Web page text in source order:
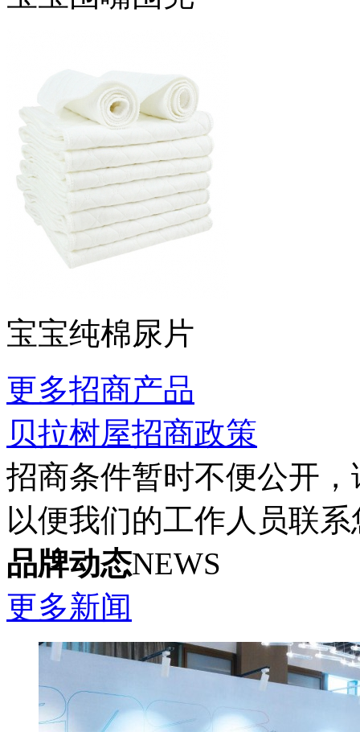
宝宝纯棉尿片
更多招商产品
贝拉树屋招商政策
招商条件暂时不便公开
以便我们的工作人员联
品牌动态NEWS
更多新闻